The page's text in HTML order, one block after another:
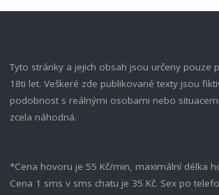
Tyto stránky a jejich obsah jsou určeny pouze
18ti let. Veškeré zde publikované texty jsou
podobnost s reálnými osobami nebo
zcela náhodná.
*Cena hovoru je 55 Kč/min, maximální délka
Cena 1 sms v sms chatu je 35 Kč. Sex po